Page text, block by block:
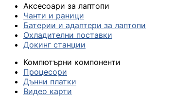
Аксесоари за лаптопи
Чанти и раници
Батерии и адаптери за лаптопи
Охладителни поставки
Докинг станции
Компютърни компоненти
Процесори
Дънни платки
Видео карти